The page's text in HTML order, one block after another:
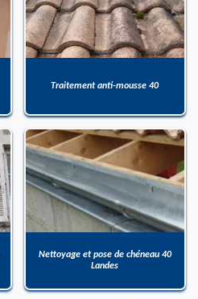
Traitement anti-mousse 40
Nettoyage et pose de chéneau 40
Landes